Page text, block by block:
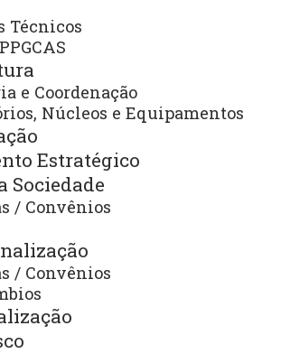
Técnicos
e Coordenação
Núcleos e Equipamentos
Estratégico
Sociedade
/ Convênios
/ Convênios